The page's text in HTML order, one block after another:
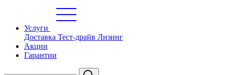
Услуги
Доставка Тест-драйв Лизинг
Акции
Гарантии